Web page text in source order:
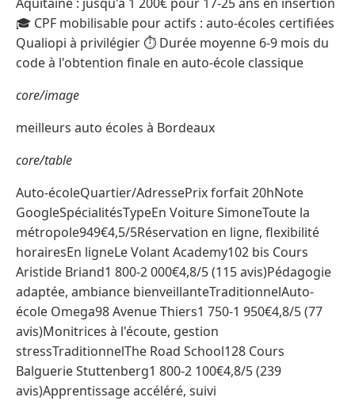
🎓 CPF mobilisable pour actifs : auto-écoles certifiées
Qualiopi à privilégier ⏱️ Durée moyenne 6-9 mois du
code à l'obtention finale en auto-école classique
core/image
meilleurs auto écoles à Bordeaux
core/table
Auto-écoleQuartier/AdressePrix forfait 20hNote
GoogleSpécialitésTypeEn Voiture SimoneToute la
métropole949€4,5/5Réservation en ligne, flexibilité
horairesEn ligneLe Volant Academy102 bis Cours
Aristide Briand1 800-2 000€4,8/5 (115 avis)Pédagogie
adaptée, ambiance bienveillanteTraditionnelAuto-
école Omega98 Avenue Thiers1 750-1 950€4,8/5 (77
avis)Monitrices à l'écoute, gestion
stressTraditionnelThe Road School128 Cours
Balguerie Stuttenberg1 800-2 100€4,8/5 (239
avis)Apprentissage accéléré, suivi